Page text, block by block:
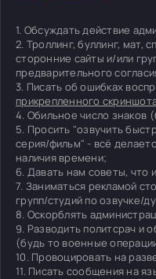
1. Обсуждать действие
2. Троллинг, буллинг, мат,
сторонние сайты и/или
предварительного
3. Писать об ошибках
прикрепленного
4. Обильное число знаков
5. Просить "озвучить
серия/фильм" - всё
наличия времени;
6. Давать нам советы, что
7. Заниматься рекламой
групп/студий по озвучке/
8. Оскорблять
9. Разводить политсрач и
(будь то военные
10. Провоцировать на
11. Писать сообщения на